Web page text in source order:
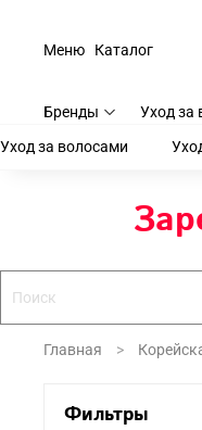
Каталог
Меню
Бренды Уход за
Уход за волосами
Главная
Фильтры